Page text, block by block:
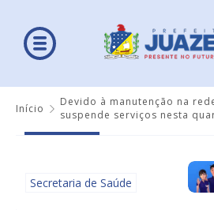
Início
Devido à manutenção na
suspende serviços nesta
Secretaria de Saúde